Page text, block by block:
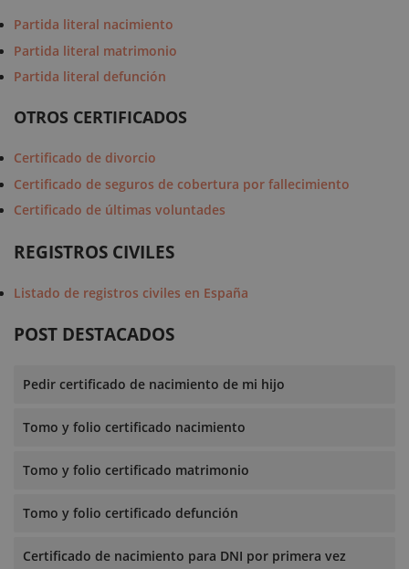
Partida literal nacimiento
Partida literal matrimonio
Partida literal defunción
OTROS CERTIFICADOS
Certificado de divorcio
Certificado de seguros de cobertura por fallecimiento
Certificado de últimas voluntades
REGISTROS CIVILES
Listado de registros civiles en España
POST DESTACADOS
Pedir certificado de nacimiento de mi hijo
Tomo y folio certificado nacimiento
Tomo y folio certificado matrimonio
Tomo y folio certificado defunción
Certificado de nacimiento para DNI por primera vez